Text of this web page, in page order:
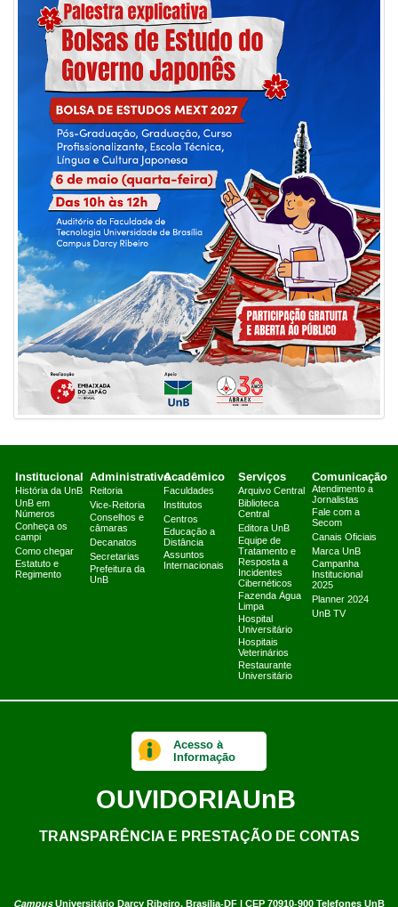
Institucional
História da UnB
UnB em
Números
Conheça os
campi
Como chegar
Estatuto e
Regimento
Administrativo
Reitoria
Vice-Reitoria
Conselhos e
câmaras
Decanatos
Secretarias
Prefeitura da
UnB
Acadêmico
Faculdades
Institutos
Centros
Educação a
Distância
Assuntos
Internacionais
Serviços
Arquivo Central
Biblioteca
Central
Editora UnB
Equipe de
Tratamento e
Resposta a
Incidentes
Cibernéticos
Fazenda Água
Limpa
Hospital
Universitário
Hospitais
Veterinários
Restaurante
Universitário
Comunicação
Atendimento a
Jornalistas
Fale com a
Secom
Canais Oficiais
Marca UnB
Campanha
Institucional
2025
Planner 2024
UnB TV
CampusUniversitário Darcy Ribeiro, Brasília-DF | CEP 70910-900 Telefones UnB
Acesso à
Informação
OUVIDORIAUnB
TRANSPARÊNCIA E PRESTAÇÃO DE CONTAS